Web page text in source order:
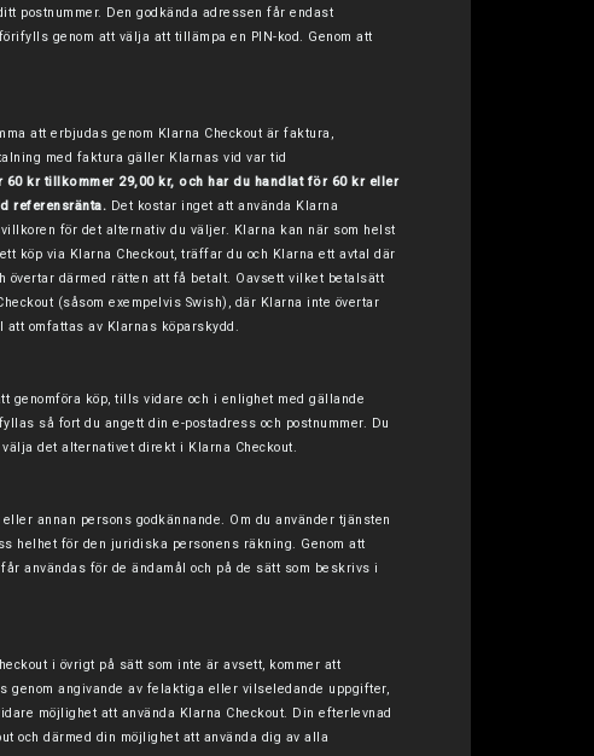
postnummer. Den godkända adressen får endast
genom att välja att tillämpa en PIN-kod. Genom att
att erbjudas genom Klarna Checkout är faktura,
med faktura gäller Klarnas vid var tid
kr tillkommer 29,00 kr, och har du handlat för 60 kr eller
referensränta. Det kostar inget att använda Klarna
för det alternativ du väljer. Klarna kan när som helst
köp via Klarna Checkout, träffar du och Klarna ett avtal där
övertar därmed rätten att få betalt. Oavsett vilket betalsätt
(såsom exempelvis Swish), där Klarna inte övertar
att omfattas av Klarnas köparskydd
genomföra köp, tills vidare och i enlighet med gällande
så fort du angett din e-postadress och postnummer. Du
det alternativet direkt i Klarna Checkout.
annan persons godkännande. Om du använder tjänsten
helhet för den juridiska personens räkning. Genom att
användas för de ändamål och på de sätt som beskrivs i
i övrigt på sätt som inte är avsett, kommer att
angivande av felaktiga eller vilseledande uppgifter,
möjlighet att använda Klarna Checkout. Din efterlevnad
och därmed din möjlighet att använda dig av alla